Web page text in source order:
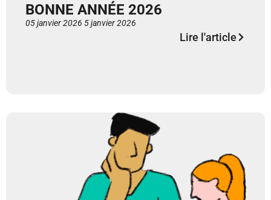
BONNE ANNÉE 2026
05 janvier 2026 5 janvier 2026
Lire l'article